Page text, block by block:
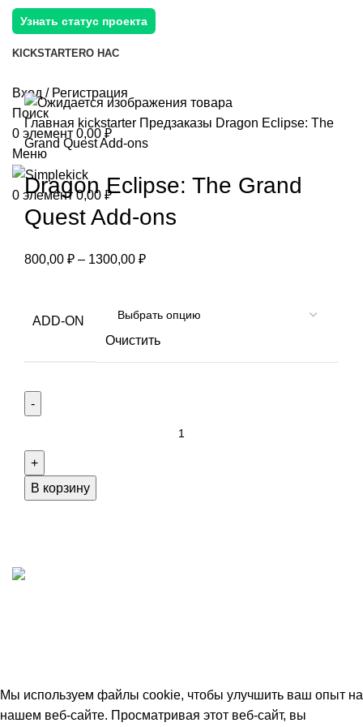
Узнать статус проекта
KICKSTARTERО НАС
Вход / Регистрация
Поиск
0 элемент 0,00 ₽
Меню
0 элемент 0,00 ₽
Главная kickstarter Предзаказы Dragon Eclipse: The
Grand Quest Add-ons
Dragon Eclipse: The Grand
Quest Add-ons
800,00 ₽ – 1300,00 ₽
ADD-ON
Очистить
Dragon
Eclipse:
Add-
В корзину
Мы используем файлы cookie, чтобы улучшить ваш опыт на
нашем веб-сайте. Просматривая этот веб-сайт, вы